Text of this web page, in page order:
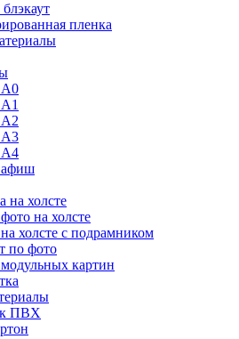
пленка
А0
А2
А3
А4
афиш
на холсте
на холсте
холсте с подрамником
по фото
картин
ПВХ